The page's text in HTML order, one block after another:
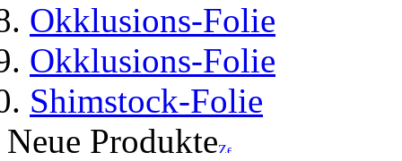
Okklusions-Folie
Okklusions-Folie
Shimstock-Folie
Neue Produkte